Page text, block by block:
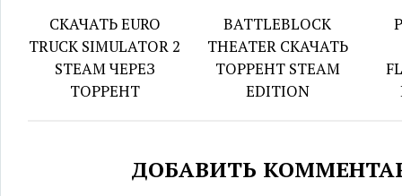
СКАЧАТЬ EURO
TRUCK SIMULATOR 2
STEAM ЧЕРЕЗ
ТОРРЕНТ
BATTLEBLOCK
THEATER СКАЧАТЬ
ТОРРЕНТ STEAM
EDITION
ДОБАВИТЬ